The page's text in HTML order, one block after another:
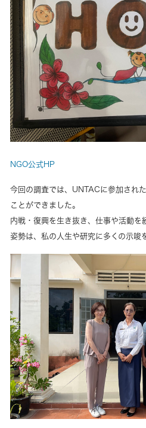
NGO公式HP
今回の調査では、UNTACに参加され
ことができました。
内戦・復興を生き抜き、仕事や活動を
姿勢は、私の人生や研究に多くの示唆